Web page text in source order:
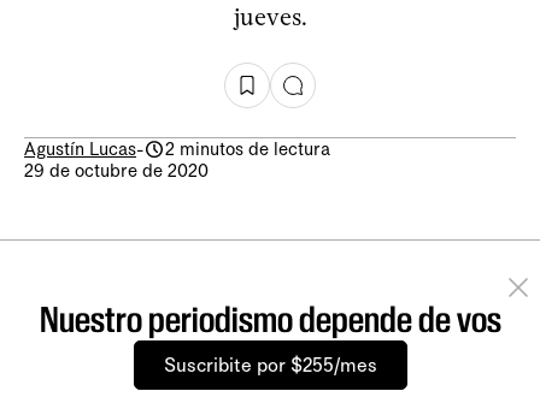
jueves.
Agustín Lucas-
2 minutos de lectura
29 de octubre de 2020
Nuestro periodismo depende de vos
Suscribite por $255/mes